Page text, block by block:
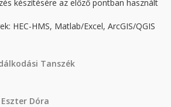
készítésére az előző pontban használt
HEC-HMS, Matlab/Excel, ArcGIS/QGIS
Tanszék
Dóra